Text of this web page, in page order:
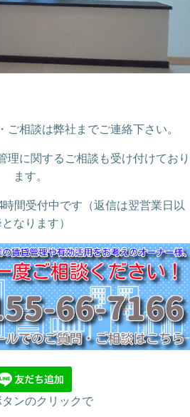
相談は弊社までご連絡下さい。
に関するご相談も受け付けており
ます。
間受付中です（返信は翌営業日以
なります）
ンのクリックで